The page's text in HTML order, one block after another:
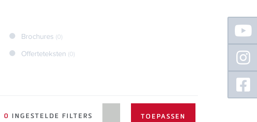
Brochures (0)
Offerteteksten (0)
0 INGESTELDE FILTERS
Floating